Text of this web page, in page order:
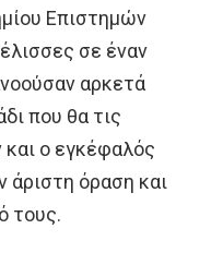
Επιστημών
σε έναν
αρκετά
που θα τις
και ο εγκέφαλός
άριστη όραση και
τους.